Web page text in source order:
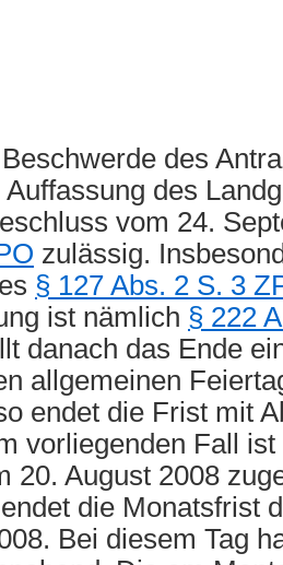
des
des
vom 24.
zulässig.
§ 127 Abs. 2 S. 3
ist nämlich § 222
danach das Ende
allgemeinen
endet die Frist mit
vorliegenden Fall
20. August 2008
die Monatsfrist
Bei diesem Tag